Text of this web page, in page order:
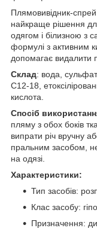
Плямовивідник-
найкраще рішення
одягом і білизною з
формулі з активним
допомагає видалити
Склад: вода,
C12-18,
кислота.
Спосіб
пляму з обох боків
випрати річ вручну
пральним засобом,
на одязі.
Характеристики:
Тип засобів:
Клас засобу:
Призначення: